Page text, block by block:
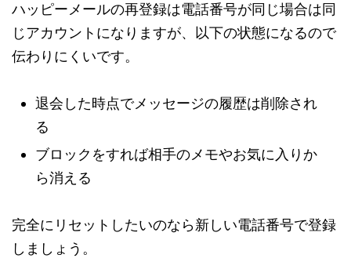
ハッピーメールの再登録は電話番号が同じ場合は同
じアカウントになりますが、以下の状態になるので
伝わりにくいです。
退会した時点でメッセージの履歴は削除され
る
ブロックをすれば相手のメモやお気に入りか
ら消える
完全にリセットしたいのなら新しい電話番号で登録
しましょう。